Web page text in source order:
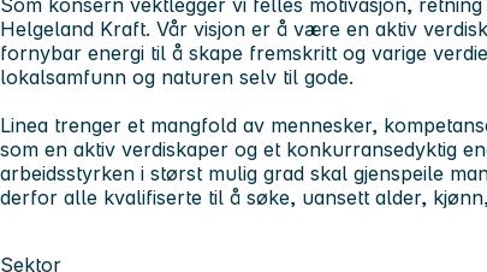
Helgeland Kraft. Vår visjon er å være en aktiv
fornybar energi til å skape fremskritt og varige
lokalsamfunn og naturen selv til gode.
Linea trenger et mangfold av mennesker,
som en aktiv verdiskaper og et konkurransedyktig
arbeidsstyrken i størst mulig grad skal gjenspeile
derfor alle kvalifiserte til å søke, uansett alder,
Sektor